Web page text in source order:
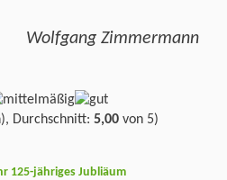
Wolfgang Zimmermann
Durchschnitt: 5,00 von 5)
125-jähriges Jubliäum